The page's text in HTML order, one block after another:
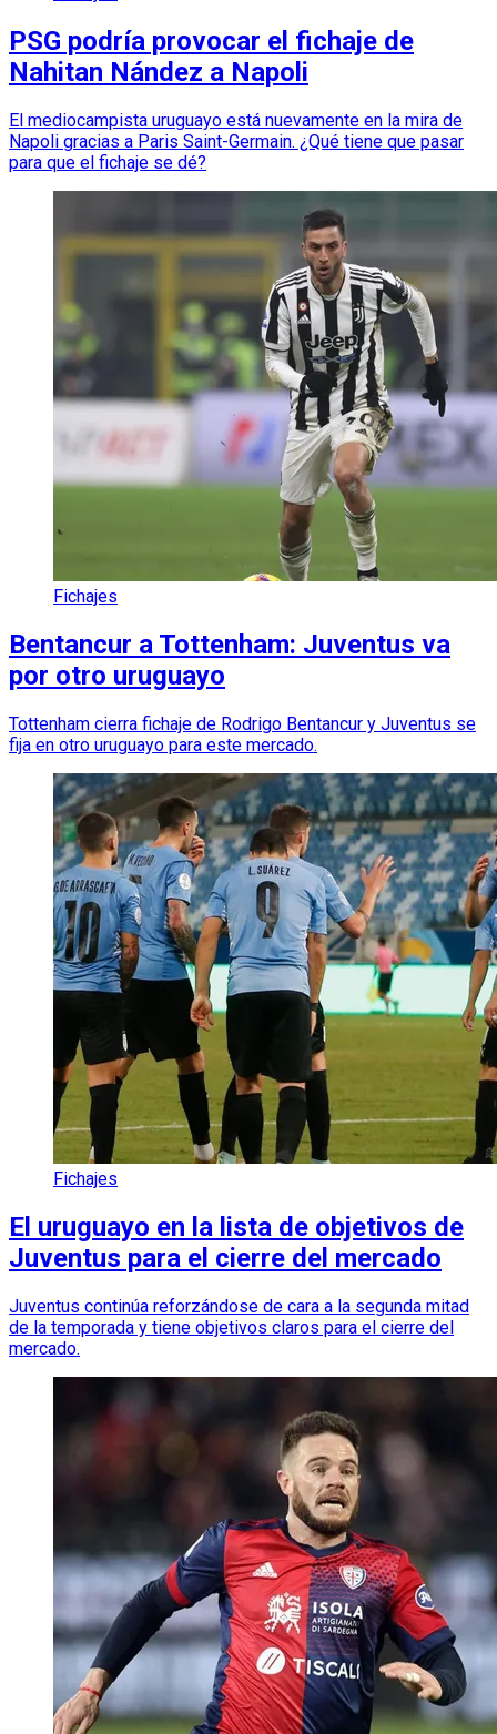
PSG podría provocar el fichaje de
Nahitan Nández a Napoli
El mediocampista uruguayo está nuevamente en la mira de
Napoli gracias a Paris Saint-Germain. ¿Qué tiene que pasar
para que el fichaje se dé?
Fichajes
Bentancur a Tottenham: Juventus va
por otro uruguayo
Tottenham cierra fichaje de Rodrigo Bentancur y Juventus se
fija en otro uruguayo para este mercado.
Fichajes
El uruguayo en la lista de objetivos de
Juventus para el cierre del mercado
Juventus continúa reforzándose de cara a la segunda mitad
de la temporada y tiene objetivos claros para el cierre del
mercado.